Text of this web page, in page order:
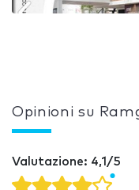
Opinioni su
Valutazione: 4,1/5